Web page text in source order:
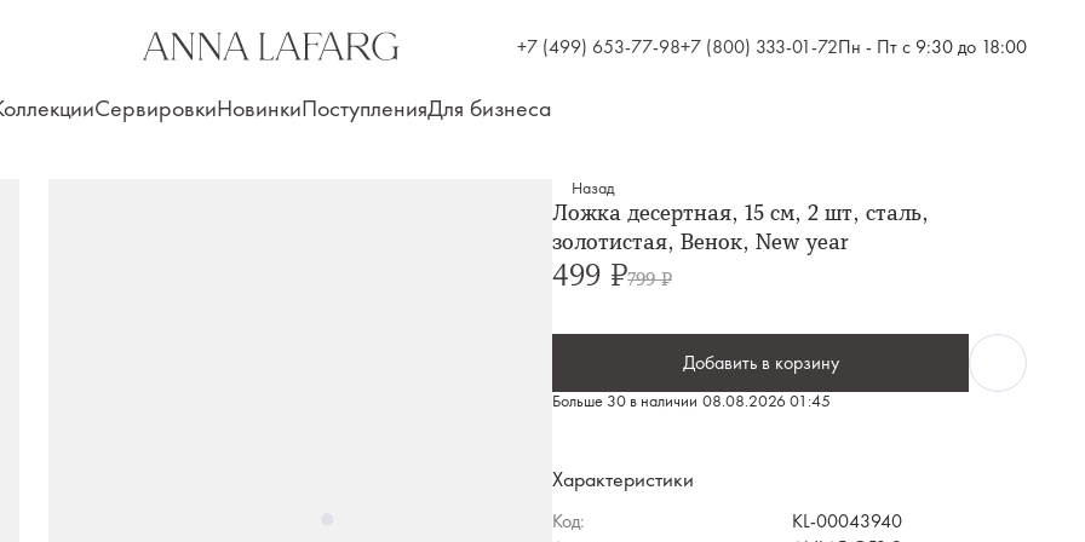
+7 (499) 653-77-98+7 (800) 333-01-72Пн - Пт с 9:30 до 18:00
СервировкиНовинкиПоступленияДля бизнеса
Назад
Ложка десертная, 15 см, 2 шт, сталь,
золотистая, Венок, New year
499 ₽799 ₽
Больше 30 в наличии 08.08.2026 01:45
Добавить в корзину
Характеристики
Код:
KL-00043940